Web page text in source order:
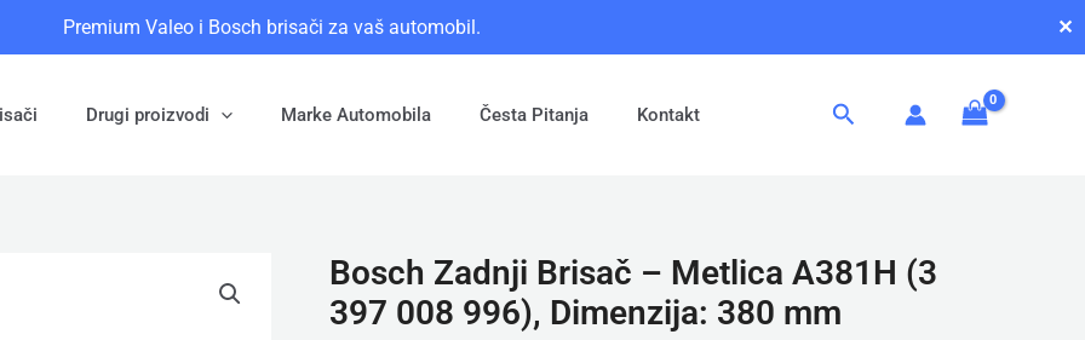
Premium Valeo i Bosch brisači za vaš automobil. ✕
Drugi proizvodi Marke Automobila Česta Pitanja Kontakt Pretraga
Bosch Zadnji Brisač – Metlica A381H (3
397 008 996), Dimenzija: 380 mm
Bosch
Zadnji
Brisač